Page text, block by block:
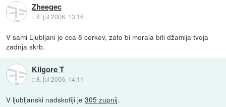
Zheegec
::8. jul 2006, 13:16
V sami Ljubljani je cca 8 cerkev, zato bi morala biti džamija tvoja
zadnja skrb.
Kilgore T
::8. jul 2006, 14:11
V ljubljanski nadskofiji je305 zupnij.